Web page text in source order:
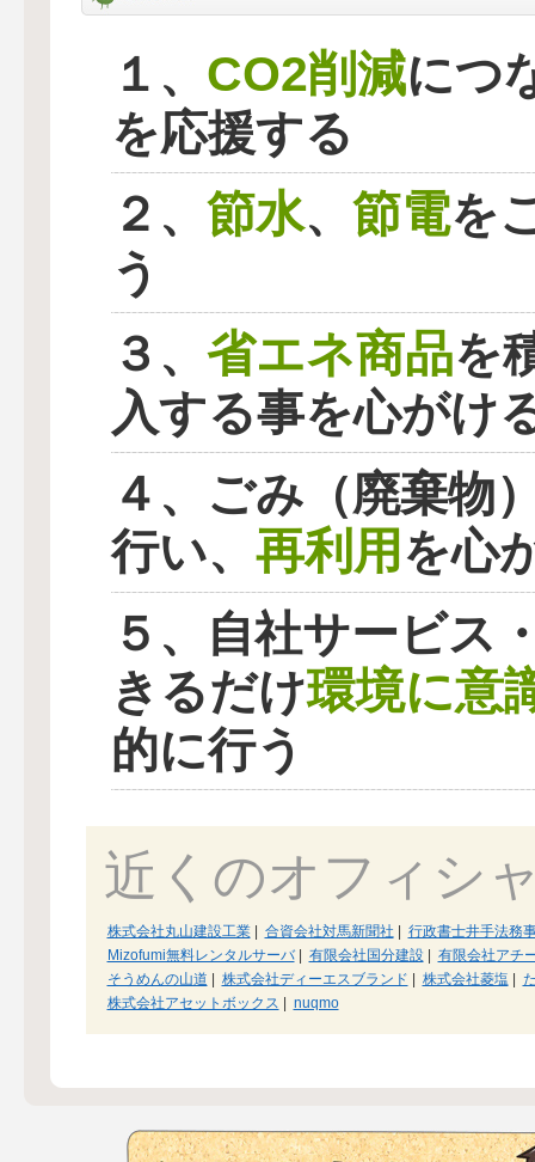
１、 CO2削減につ
を応援する
２、 節水、 節電を
う
３、 省エネ商品を
入する事を心がけ
４、ごみ（廃棄物
行い、 再利用を心
５、自社サービス
きるだけ環境に意
的に行う
近くのオフィシ
株式会社丸山建設工業| 合資会社対馬新聞社
行政書士井手法務
Mizofumi無料レンタルサーバ| 有限会社国分建設|
有限会社アチ
そうめんの山道
株式会社ディーエスブランド 株式会社菱塩
株式会社アセットボックス
nuqmo